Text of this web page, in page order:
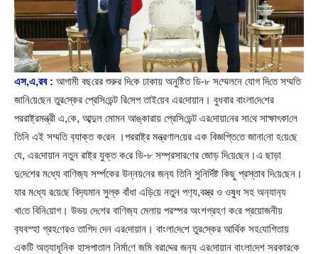
এস,এ,রব : আগামী বছ‌রের শুরুর দি‌কে ঢাকায় অনুষ্টিত ডি-৮ স‌ম্মেলনে যোগ দি‌তে সম্ম‌তি
জা‌নি‌য়ে‌ছেন তুর‌স্কের প্রেসি‌ডেন্ট রি‌সেপ তাই‌য়েব এর‌দোয়ান। বুধবার বাংলা‌দে‌শের
পররাষ্ট্রমন্ত্রী এ,কে, আব্দুল মো‌মন আঙ্কারায় প্রেসি‌ডেন্ট এর‌দোয়া‌নের সা‌থে সাক্ষাৎকা‌লে
তি‌নি এই সম্মতি ব‌্যাক্ত ক‌রেন ।পররাষ্ট্র মন্ত্রণাল‌য়ের এক বিজ্ঞপ্তি‌তে জানা‌নো হ‌য়ে‌ছে
যে, এর‌দোয়ান নতুন রাষ্ট্র যুক্ত ক‌রে ডি-৮ সম্প্রসার‌ণের জোড় দি‌য়ে‌ছেন।এ ছাড়া
দু‌দে‌শের ম‌ধ্যে বা‌ণিজ‌্য সর্ম্পকের উন্নয়‌নের জন‌্য তি‌নি সু‌নি‌র্দিষ্ট কিছু প্রস্তাব দি‌য়ে‌ছেন।
যার ম‌ধ্যে র‌য়ে‌ছে বিদ‌্যমান সুল্ক বাঁধা এ‌ড়ি‌য়ে নতুন পণ‌্য,বস্ত্র ও ওষুধ সহ অন‌্যান‌্য
খা‌তে বি‌নি‌য়োগ। উভয় দে‌শের বা‌ণিজ‌্য মেলায় পরস্পর অংশগ্রহণ ক‌রে প্রয়োজনীয়
ব‌্যবস্হা গ্রহ‌ণেরও তা‌গিদ দেন এর‌দোয়ান। বাংলা‌দে‌শে তুর‌স্কের আর্থিক সহ‌যো‌গিত‌ায়
এক‌টি অত‌্যাধূ‌নিক হাসপাতাল নির্মা‌ণে জ‌মি বরা‌দ্দের জন‌্য এর‌দোয়ান বাংলা‌দেশ সরকার‌কে